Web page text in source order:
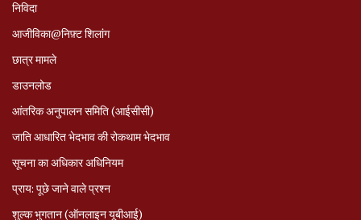
निविदा
आजीविका@निफ़्ट शिलांग
छात्र मामले
डाउनलोड
आंतरिक अनुपालन समिति (आईसीसी)
जाति आधारित भेदभाव की रोकथाम भेदभाव
सूचना का अधिकार अधिनियम
प्राय: पूछे जाने वाले प्रश्‍न
शुल्क भुगतान (ऑनलाइन यूबीआई)